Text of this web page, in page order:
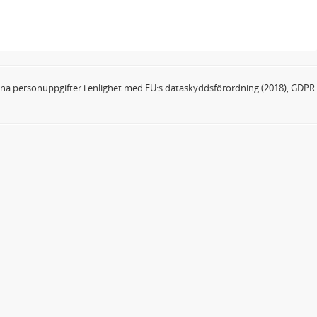
personuppgifter i enlighet med EU:s dataskyddsförordning (2018), GDPR.